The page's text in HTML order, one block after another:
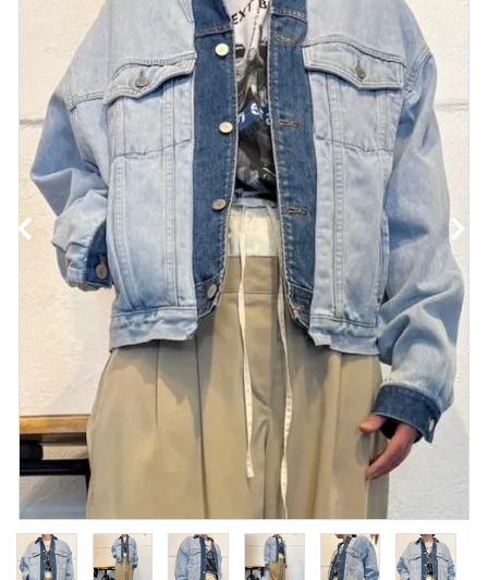
Category
BRAND
NEWS
Guidelines
Carrefour
Katati to Tè